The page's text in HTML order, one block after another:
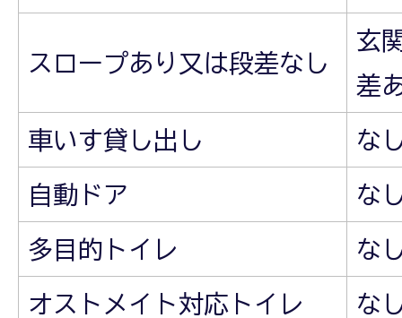
スロープあり又は段差なし
玄
差
車いす貸し出し な
自動ドア な
多目的トイレ な
オストメイト対応トイレ な